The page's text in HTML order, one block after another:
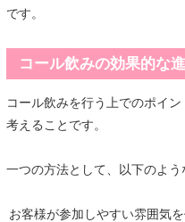
です。
コール飲みの効果的な
コール飲みを行う上でのポイ
考えることです。
一つの方法として、以下のよう
お客様が参加しやすい雰囲気